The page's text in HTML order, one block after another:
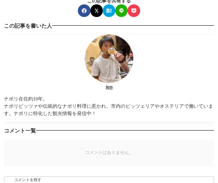
この記事を書いた人
jun
ナポリ在住約10年。
ナポリピッツァや伝統的なナポリ料理に惹かれ、市内のピッツェリアやオステリアで働いていま
す。ナポリに特化した観光情報を発信中！
コメント一覧
コメントはありません。
コメントを残す